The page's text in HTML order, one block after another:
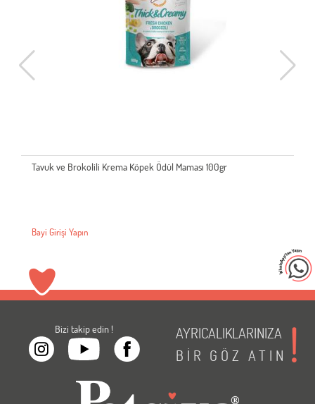
Tavuk ve Brokolili Krema Köpek Ödül Maması 100gr
Bayi Girişi Yapın
Bizi takip edin !
AYRICALIKLARINIZA
BİR GÖZ ATIN